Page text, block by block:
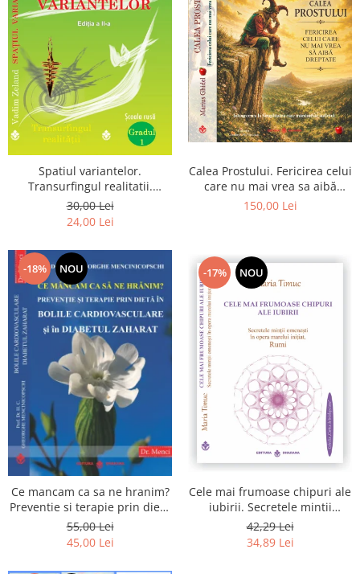
Spatiul variantelor.
Transurfingul realitatii.
Gradul 1. Cum sa ne
dezvoltam intuitia si sa ne
alegem soarta
30,00 Lei
24,00 Lei
Calea Prostului. Fericirea celui
care nu mai vrea sa aibă
dreptate - Intoarcerea la
150,00 Lei
-18% NOU
Ce mancam ca sa ne hranim?
Preventie si terapie prin dieta
in bolile cardiovasculare si in
diabetul zaharat
55,00 Lei
45,00 Lei
-17% NOU
Cele mai frumoase chipuri ale
iubirii. Secretele mintii
omenesti in opera marelui
initiat, Rumi
42,29 Lei
34,89 Lei